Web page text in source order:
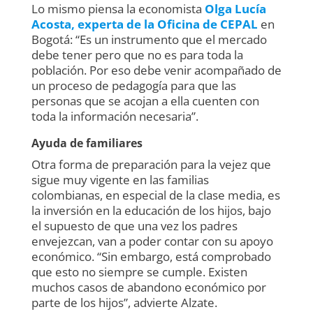
Lo mismo piensa la economista Olga Lucía
Acosta, experta de la Oficina de CEPAL en
Bogotá: “Es un instrumento que el mercado
debe tener pero que no es para toda la
población. Por eso debe venir acompañado de
un proceso de pedagogía para que las
personas que se acojan a ella cuenten con
toda la información necesaria”.
Ayuda de familiares
Otra forma de preparación para la vejez que
sigue muy vigente en las familias
colombianas, en especial de la clase media, es
la inversión en la educación de los hijos, bajo
el supuesto de que una vez los padres
envejezcan, van a poder contar con su apoyo
económico. “Sin embargo, está comprobado
que esto no siempre se cumple. Existen
muchos casos de abandono económico por
parte de los hijos”, advierte Alzate.